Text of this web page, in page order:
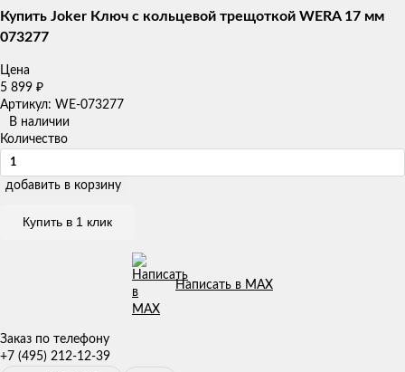
Купить Joker Ключ с кольцевой трещоткой WERA 17 мм
073277
Цена
5 899 ₽
Артикул: WE-073277
В наличии
Количество
добавить в корзину
Купить в 1 клик
Написать в MAX
Заказ по телефону
+7 (495) 212-12-39